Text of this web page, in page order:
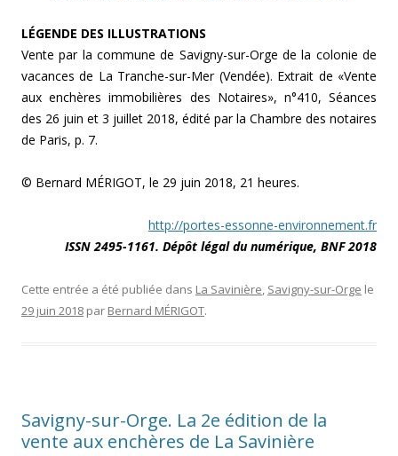
LÉGENDE DES ILLUSTRATIONS
Vente par la commune de Savigny-sur-Orge de la colonie de
vacances de La Tranche-sur-Mer (Vendée). Extrait de «Vente
aux enchères immobilières des Notaires», n°410, Séances
des 26 juin et 3 juillet 2018, édité par la Chambre des notaires
de Paris, p. 7.
© Bernard MÉRIGOT, le 29 juin 2018, 21 heures.
http://portes-essonne-environnement.fr
ISSN 2495-1161. Dépôt légal du numérique, BNF 2018
Cette entrée a été publiée dans La Savinière, Savigny-sur-Orge le
29 juin 2018 par Bernard MÉRIGOT.
Savigny-sur-Orge. La 2e édition de la
vente aux enchères de La Savinière